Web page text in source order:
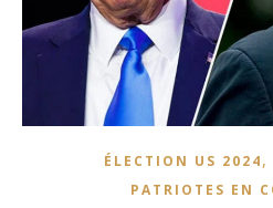
ÉLECTION US 2024,
PATRIOTES EN